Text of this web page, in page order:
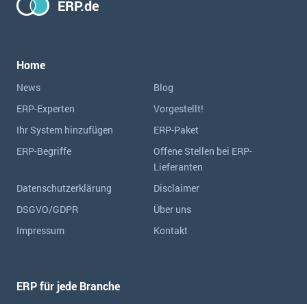
Logistik
Versorgung
wichtigsten Punkte, die es zu beachten gilt
ERP-Software für Abfallentsorger
MEHR ÜBER ERP-SOFTWARE
Datenintegration
ERP.de
Home
News
Blog
ERP-Experten
Vorgestellt!
Ihr System hinzufügen
ERP-Paket
ERP-Begriffe
Offene Stellen bei ERP-
Lieferanten
Datenschutzerklärung
Disclaimer
DSGVO/GDPR
Über uns
Impressum
Kontakt
ERP für jede Branche